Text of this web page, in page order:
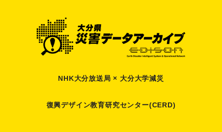
NHK大分放送局 × 大分大学減災
復興デザイン教育研究センター(CERD)